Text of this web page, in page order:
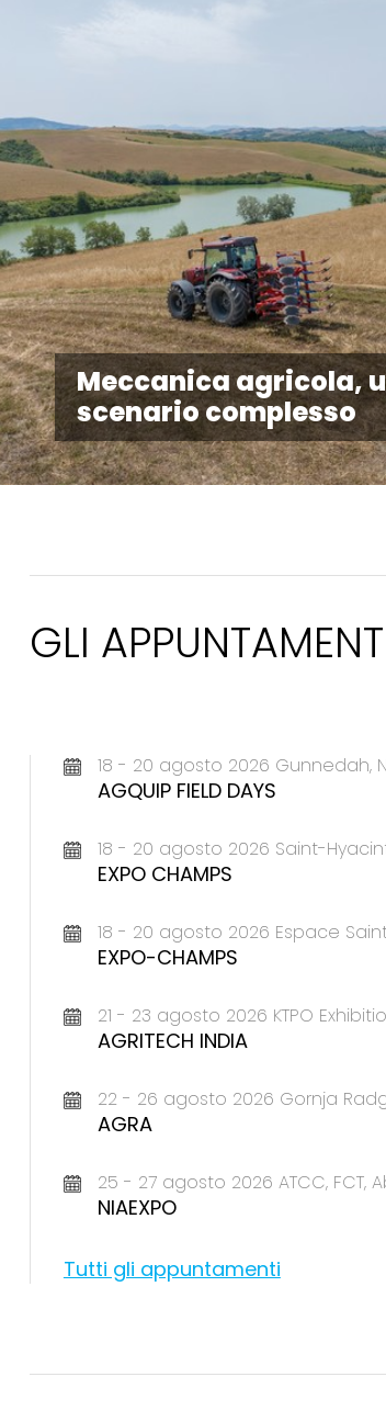
Meccanica agricola,
scenario complesso
GLI
18 - 20 agosto 2026 Gunnedah,
AGQUIP FIELD DAYS
18 - 20 agosto 2026 Saint-
EXPO CHAMPS
18 - 20 agosto 2026 Espace
EXPO-CHAMPS
21 - 23 agosto 2026 KTPO
AGRITECH INDIA
22 - 26 agosto 2026 Gornja
AGRA
25 - 27 agosto 2026 ATCC, FCT,
NIAEXPO
Tutti gli appuntamenti